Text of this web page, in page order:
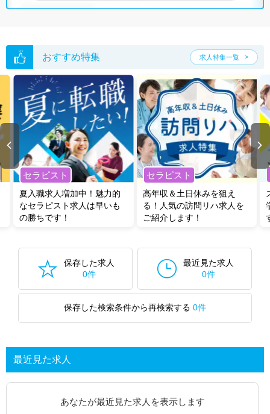
おすすめ特集 求人特集一覧
セラピスト
夏入職求人増加中！魅力的
なセラピスト求人は早いも
の勝ちです！
セラピスト
高年収＆土日休みを狙え
る！人気の訪問リハ求人を
ご紹介します！
保存した求人
0件
最近見た求人
0件
保存した検索条件から再検索する 0件
最近見た求人
あなたが最近見た求人を表示します